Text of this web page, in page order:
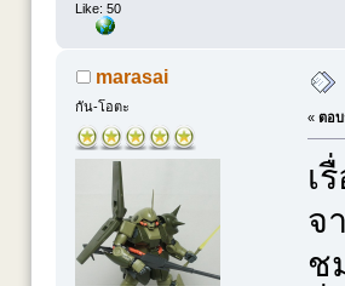
Like: 50
marasai
กัน-โอตะ
« ตอบ
เ
จ
ช